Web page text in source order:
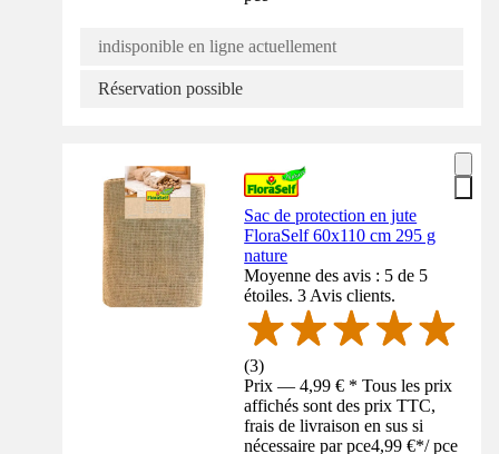
indisponible en ligne actuellement
Réservation possible
Sac de protection en jute
FloraSelf 60x110 cm 295 g
nature
Moyenne des avis : 5 de 5
étoiles. 3 Avis clients.
(3)
Prix — 4,99 € * Tous les prix
affichés sont des prix TTC,
frais de livraison en sus si
nécessaire par pce4,99 €*/ pce